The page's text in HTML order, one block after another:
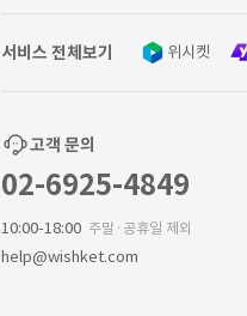
서비스 전체보기 위시켓
고객 문의
02-6925-4849
10:00-18:00 주말·공휴일 제외
help@wishket.com